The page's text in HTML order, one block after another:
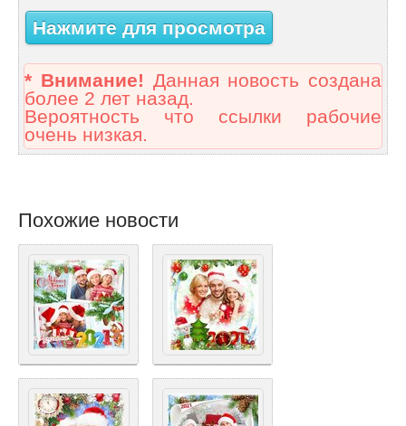
Нажмите для просмотра
* Внимание! Данная новость создана
более 2 лет назад.
Вероятность что ссылки рабочие
очень низкая.
Похожие новости